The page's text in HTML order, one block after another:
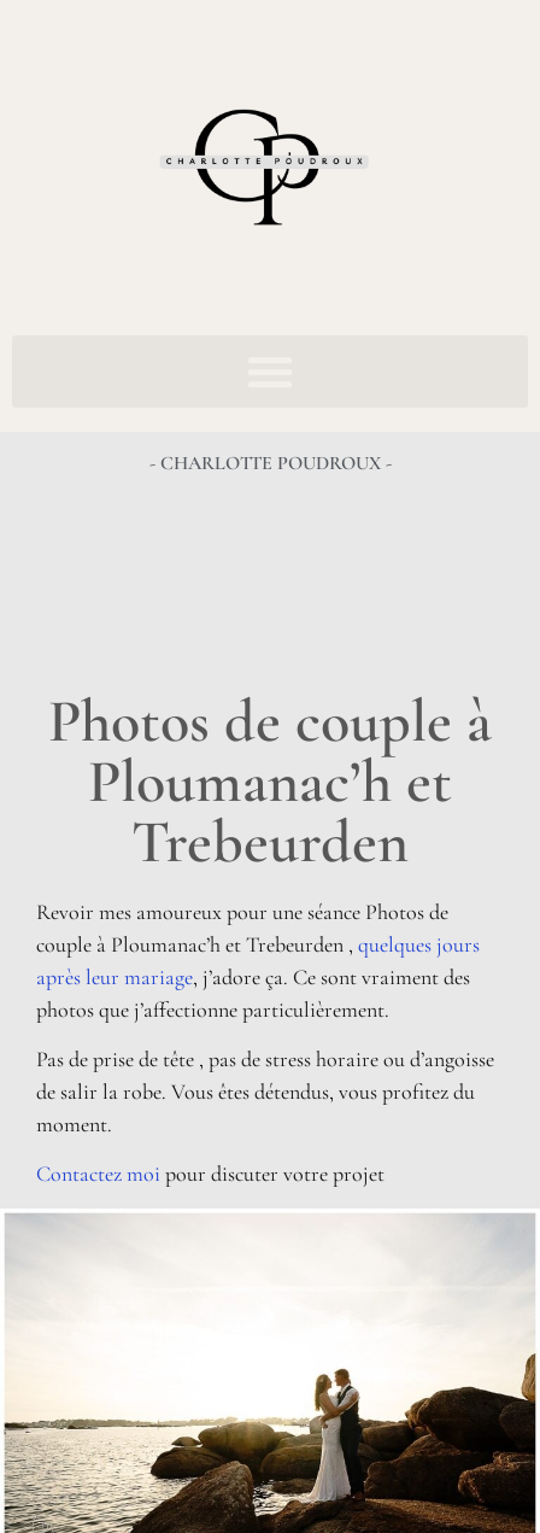
- CHARLOTTE POUDROUX -
Photos de couple à
Ploumanac’h et
Trebeurden
Revoir mes amoureux pour une séance Photos de
couple à Ploumanac’h et Trebeurden , quelques jours
après leur mariage, j’adore ça. Ce sont vraiment des
photos que j’affectionne particulièrement.
Pas de prise de tête , pas de stress horaire ou d’angoisse
de salir la robe. Vous êtes détendus, vous profitez du
moment.
Contactez moi pour discuter votre projet